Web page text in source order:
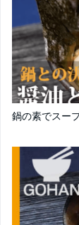
鍋の素でスー